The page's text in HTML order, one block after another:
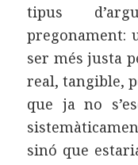
tipus
pregonament:
ser més justa
real, tangible,
que ja no
sinó que